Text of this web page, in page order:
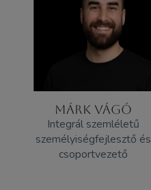
MÁRK VÁGÓ
Integrál szemléletű
személyiségfejlesztő és
csoportvezető